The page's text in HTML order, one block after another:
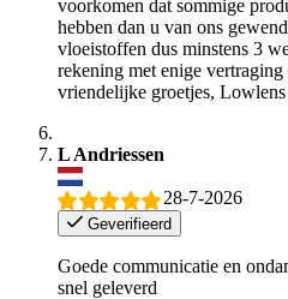
voorkomen dat sommige
hebben dan u van ons
vloeistoffen dus minstens 3
rekening met enige
vriendelijke groetjes,
L Andriessen
28-7-2026
Geverifieerd
Goede communicatie en
snel geleverd